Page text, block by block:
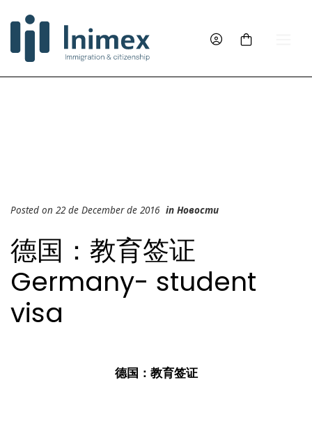
Posted on 22 de December de 2016 in Новости
德国：教育签证
Germany- student
visa
德国：教育签证